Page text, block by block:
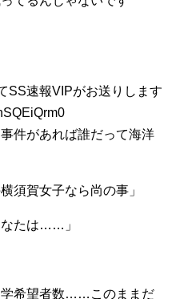
SS速報VIPがお送りします
件があれば誰だって海洋
須賀女子なら尚の事」
たは……」
学希望者数……このままだ